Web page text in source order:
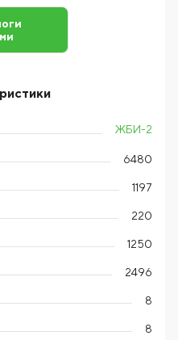
ЖБИ-2
6480
1197
220
1250
2496
8
8